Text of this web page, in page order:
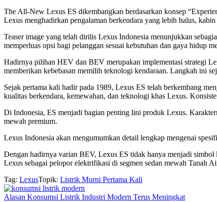
The All-New Lexus ES dikembangkan berdasarkan konsep
Lexus menghadirkan pengalaman berkendara yang lebih halus,
Teaser image yang telah dirilis Lexus Indonesia menunjukkan
memperluas opsi bagi pelanggan sesuai kebutuhan dan gaya hidup
Hadirnya pilihan HEV dan BEV merupakan implementasi strategi
memberikan kebebasan memilih teknologi kendaraan. Langkah ini
Sejak pertama kali hadir pada 1989, Lexus ES telah berkembang
kualitas berkendara, kemewahan, dan teknologi khas Lexus.
Di Indonesia, ES menjadi bagian penting lini produk Lexus.
mewah premium.
Lexus Indonesia akan mengumumkan detail lengkap mengenai
Dengan hadirnya varian BEV, Lexus ES tidak hanya menjadi
Lexus sebagai pelopor elektrifikasi di segmen sedan mewah Tanah
Tag: LexusTopik: Listrik Murni Pertama Kali
Alasan Konsumsi Listrik Industri Modern Terus Meningkat